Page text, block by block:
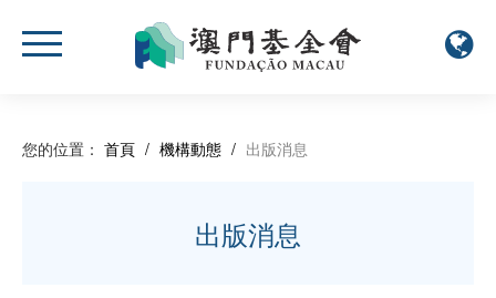
您的位置： 首頁 / 機構動態 / 出版消息
出版消息